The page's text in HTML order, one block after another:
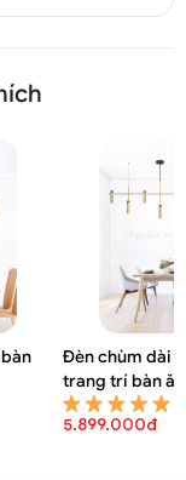
Đèn chùm dài
trang trí bàn ăn
8347A
5.899.000đ